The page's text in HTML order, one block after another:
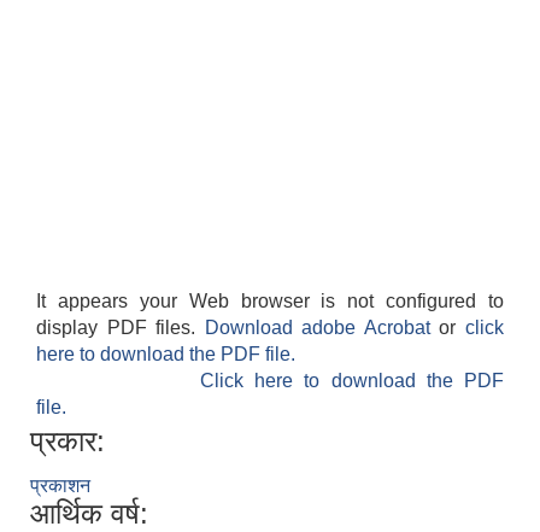
It appears your Web browser is not configured to
display PDF files.
Download adobe Acrobatorclick
here to download the PDF file.
Click here to download the PDF
file.
प्रकार:
प्रकाशन
आर्थिक वर्ष: